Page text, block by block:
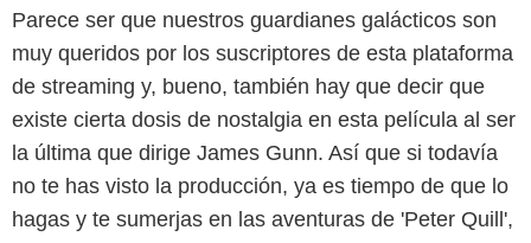
Parece ser que nuestros guardianes galácticos son
muy queridos por los suscriptores de esta plataforma
de streaming y, bueno, también hay que decir que
existe cierta dosis de nostalgia en esta película al ser
la última que dirige James Gunn. Así que si todavía
no te has visto la producción, ya es tiempo de que lo
hagas y te sumerjas en las aventuras de 'Peter Quill',